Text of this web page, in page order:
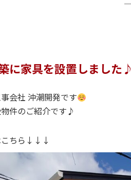
に家具を設置しました♪
会社 沖潮開発です
件のご紹介です♪
こちら↓↓↓